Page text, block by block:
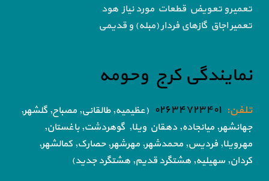
تعمیرو تعویض قطعات مورد نیاز هود
تعمیر اجاق گاز‌های فردار (مبله) و قدیمی
نمایندگی کرج وحومه
تلفن: ۰۲۶۳۴۷۲۳۴۰۱
(عظیمیه, طالقانی, مصباح, گلشهر,
جهانشهر, میانجاده, دهقان ویلا, گوهردشت, باغستان,
مهرویلا, فردیس, محمدشهر, مهرشهر, حصارک, کمالشهر,
کردان, سهیلیه, هشتگرد قدیم, هشتگرد جدید)